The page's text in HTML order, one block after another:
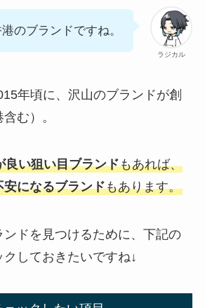
ラジカル
のブランドですね。
年頃に、沢山のブランドが創
む）。
良い狙い目ブランドもあれば、
になるブランドもあります。
ンドを見つけるために、下記の
しておきたいですね↓